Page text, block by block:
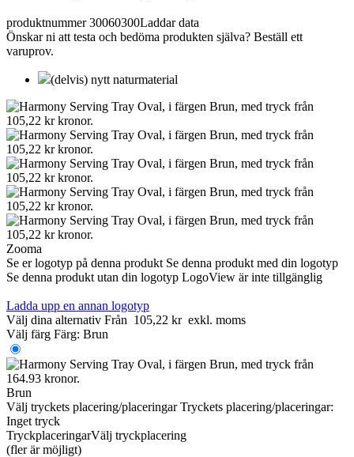
produktnummer 30060300Laddar data
Önskar ni att testa och bedöma produkten själva? Beställ ett
varuprov.
(delvis) nytt naturmaterial
Zooma
Se er logotyp på denna produkt Se denna produkt med din logotyp
Se denna produkt utan din logotyp LogoView är inte tillgänglig
Ladda upp en annan logotyp
Välj dina alternativ Från 105,22 kr exkl. moms
Välj färg Färg: Brun
Brun
Välj tryckets placering/placeringar Tryckets placering/placeringar:
Inget tryck
TryckplaceringarVälj tryckplacering
(fler är möjligt)